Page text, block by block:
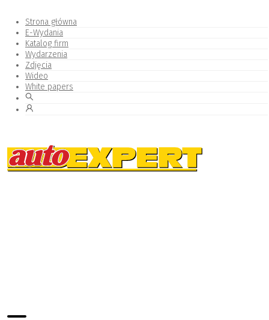
Strona główna
E-Wydania
Katalog firm
Wydarzenia
Zdjęcia
Wideo
White papers